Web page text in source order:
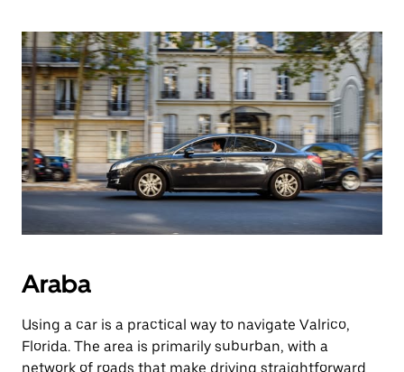
Araba
Using a car is a practical way to navigate Valrico,
Florida. The area is primarily suburban, with a
network of roads that make driving straightforward